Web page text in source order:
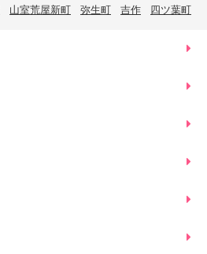
山室荒屋新町 弥生町 吉作 四ツ葉町